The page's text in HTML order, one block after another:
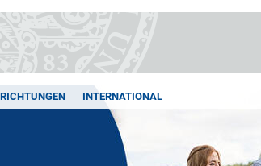
INTERNATIONAL